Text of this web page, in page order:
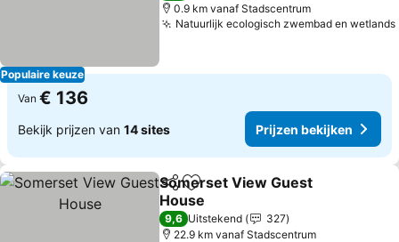
Populaire keuze
0.9 km vanaf Stadscentrum
Natuurlijk ecologisch zwembad en wetlands
Van € 136
Bekijk prijzen van 14 sites Prijzen bekijken
DelenToevoegen aan favorieten
Somerset View Guest
House
Prijzen bekijken
9,6 Uitstekend
327
22.9 km vanaf Stadscentrum